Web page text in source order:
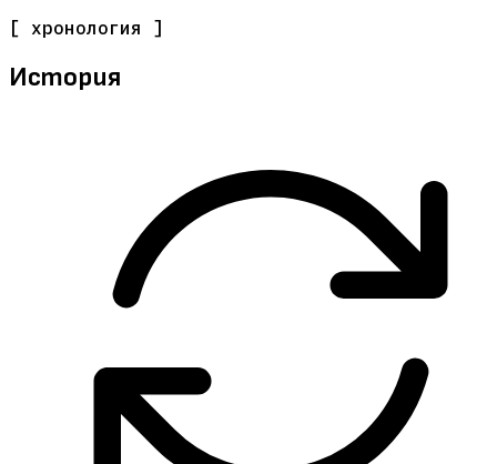
[ хронология ]
История